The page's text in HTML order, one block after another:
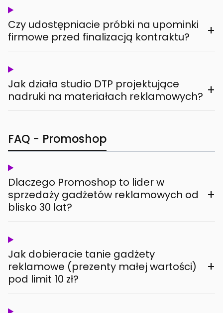
Czy udostępniacie próbki na upominki
firmowe przed finalizacją kontraktu?
+
Jak działa studio DTP projektujące
nadruki na materiałach reklamowych? +
FAQ - Promoshop
Dlaczego Promoshop to lider w
sprzedaży gadżetów reklamowych od
blisko 30 lat?
+
Jak dobieracie tanie gadżety
reklamowe (prezenty małej wartości)
pod limit 10 zł?
+